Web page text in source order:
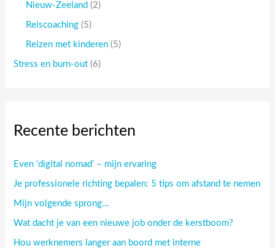
Nieuw-Zeeland (2)
Reiscoaching (5)
Reizen met kinderen (5)
Stress en burn-out (6)
Recente berichten
Even ‘digital nomad’ – mijn ervaring
Je professionele richting bepalen: 5 tips om afstand te nemen
Mijn volgende sprong…
Wat dacht je van een nieuwe job onder de kerstboom?
Hou werknemers langer aan boord met interne